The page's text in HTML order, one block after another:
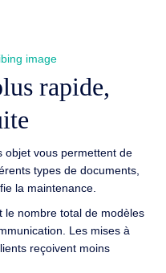
rapide,
objet vous permettent de
types de documents,
la maintenance.
le nombre total de modèles
Les mises à
reçoivent moins